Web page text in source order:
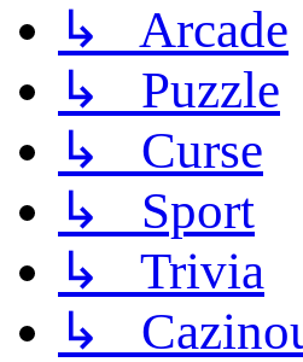
↳ Arcade
↳ Puzzle
↳ Curse
↳ Sport
↳ Trivia
↳